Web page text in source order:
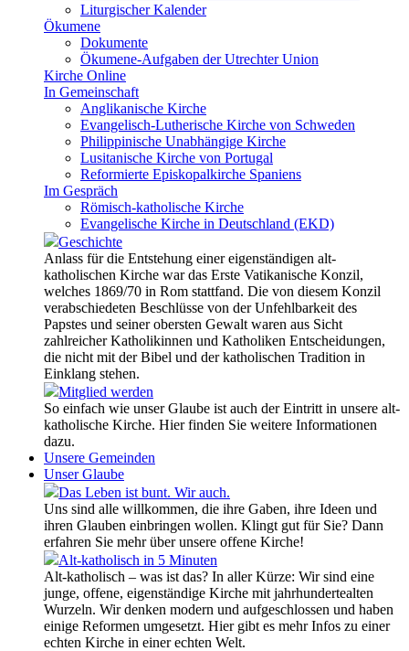
Liturgischer Kalender
Ökumene
Dokumente
Ökumene-Aufgaben der Utrechter Union
Kirche Online
In Gemeinschaft
Anglikanische Kirche
Evangelisch-Lutherische Kirche von Schweden
Philippinische Unabhängige Kirche
Lusitanische Kirche von Portugal
Reformierte Episkopalkirche Spaniens
Im Gespräch
Römisch-katholische Kirche
Evangelische Kirche in Deutschland (EKD)
Geschichte
Anlass für die Entstehung einer eigenständigen alt-
katholischen Kirche war das Erste Vatikanische Konzil,
welches 1869/70 in Rom stattfand. Die von diesem Konzil
verabschiedeten Beschlüsse von der Unfehlbarkeit des
Papstes und seiner obersten Gewalt waren aus Sicht
zahlreicher Katholikinnen und Katholiken Entscheidungen,
die nicht mit der Bibel und der katholischen Tradition in
Einklang stehen.
Mitglied werden
So einfach wie unser Glaube ist auch der Eintritt in unsere alt-
katholische Kirche. Hier finden Sie weitere Informationen
dazu.
Unsere Gemeinden
Unser Glaube
Das Leben ist bunt. Wir auch.
Uns sind alle willkommen, die ihre Gaben, ihre Ideen und
ihren Glauben einbringen wollen. Klingt gut für Sie? Dann
erfahren Sie mehr über unsere offene Kirche!
Alt-katholisch in 5 Minuten
Alt-katholisch – was ist das? In aller Kürze: Wir sind eine
junge, offene, eigenständige Kirche mit jahrhundertealten
Wurzeln. Wir denken modern und aufgeschlossen und haben
einige Reformen umgesetzt. Hier gibt es mehr Infos zu einer
echten Kirche in einer echten Welt.